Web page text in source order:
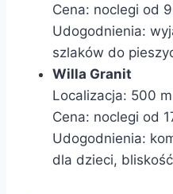
Cena: noclegi od
Udogodnienia:
szlaków do
Willa Granit
Localizacja: 500
Cena: noclegi od
Udogodnienia:
dla dzieci,